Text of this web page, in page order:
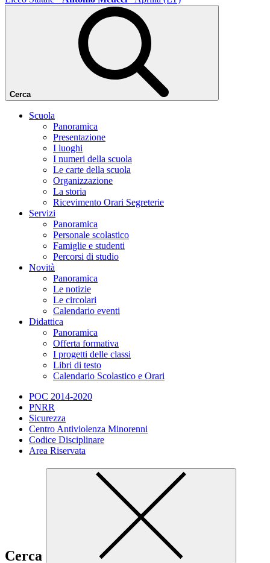
Cerca
Scuola
Panoramica
Presentazione
I luoghi
I numeri della scuola
Le carte della scuola
Organizzazione
La storia
Ricevimento Orari Segreterie
Servizi
Panoramica
Personale scolastico
Famiglie e studenti
Percorsi di studio
Novità
Panoramica
Le notizie
Le circolari
Calendario eventi
Didattica
Panoramica
Offerta formativa
I progetti delle classi
Libri di testo
Calendario Scolastico e Orari
POC 2014-2020
PNRR
Sicurezza
Centro Antiviolenza Minorenni
Codice Disciplinare
Area Riservata
Cerca